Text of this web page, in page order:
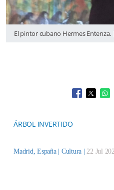
El pintor cubano Hermes
Opens in
ÁRBOL INVERTIDO
Madrid, España | Cultura | 22 Jul